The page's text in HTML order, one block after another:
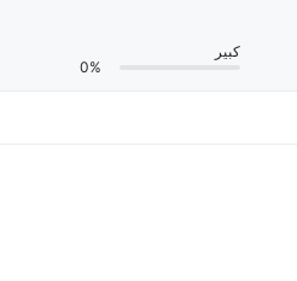
كبير
0%